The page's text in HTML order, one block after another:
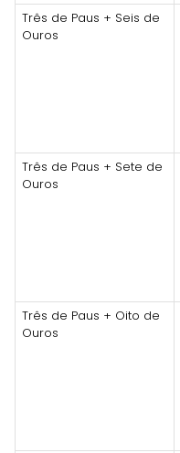
Três de Paus + Seis de
Ouros
Três de Paus + Sete de
Ouros
Três de Paus + Oito de
Ouros